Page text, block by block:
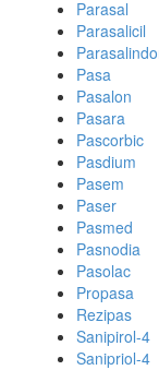
Parasal
Parasalicil
Pasa
Pasalon
Pasara
Pascorbic
Pasdium
Pasem
Paser
Pasmed
Pasnodia
Pasolac
Propasa
Rezipas
Sanipirol-4
Sanipriol-4